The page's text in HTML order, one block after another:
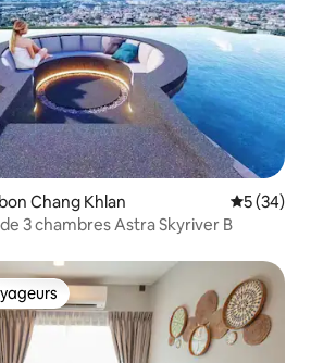
Chang Khlan Note
5 (34)
3 chambres Astra Skyriver B
parmi les plus aimés